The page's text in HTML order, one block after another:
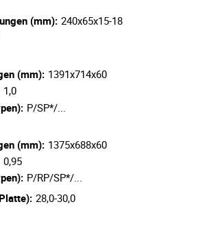
(mm): 240x65x15-18
(mm): 1391x714x60
1,0
P/SP*/...
(mm): 1375x688x60
0,95
P/RP/SP*/...
28,0-30,0